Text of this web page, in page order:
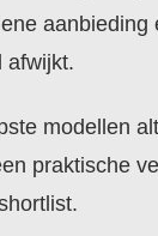
afwijkt.
modellen
praktische